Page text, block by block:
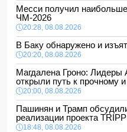
Месси получил
ЧМ-2026
20:28, 08.08.2026
В Баку обнаружено и
20:20, 08.08.2026
Магдалена Гроно: Лидеры
открыли путь к прочному
20:00, 08.08.2026
Пашинян и Трамп
реализации проекта TRIPP
18:48, 08.08.2026